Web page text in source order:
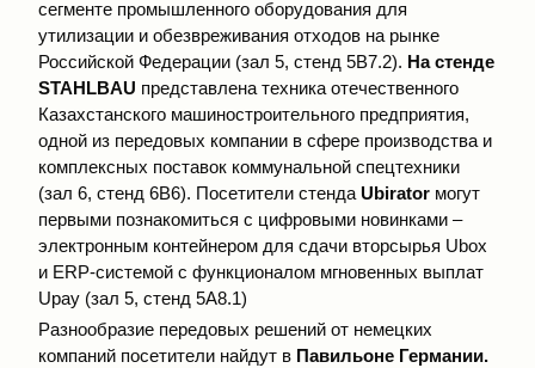
сегменте промышленного оборудования для
утилизации и обезвреживания отходов на рынке
Российской Федерации (зал 5, стенд 5В7.2). На стенде
STAHLBAU представлена техника отечественного
Казахстанского машиностроительного предприятия,
одной из передовых компании в сфере производства и
комплексных поставок коммунальной спецтехники
(зал 6, стенд 6В6). Посетители стенда Ubirator могут
первыми познакомиться с цифровыми новинками –
электронным контейнером для сдачи вторсырья Ubox
и ERP-системой с функционалом мгновенных выплат
Upay (зал 5, стенд 5А8.1)
Разнообразие передовых решений от немецких
компаний посетители найдут в Павильоне Германии.